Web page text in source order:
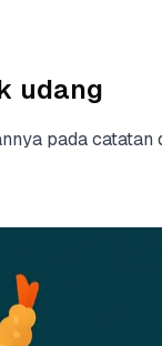
udang
pada catatan